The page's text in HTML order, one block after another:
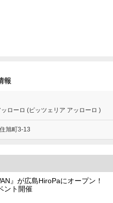
報
ローロ (ピッツェリア アッローロ )
旭町3-13
』が広島HiroPaにオープン！
ント開催